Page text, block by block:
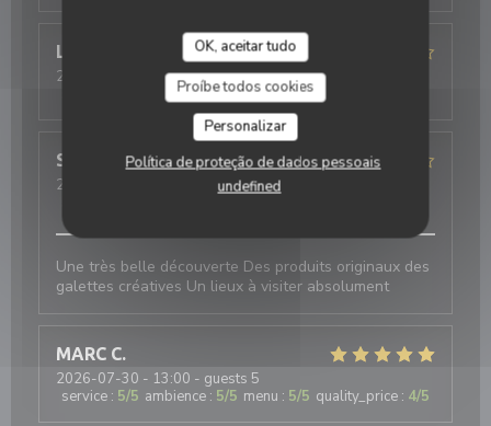
OK, aceitar tudo
Proíbe todos cookies
Personalizar
Política de proteção de dados pessoais
undefined
Laurent
2026-08-01
- 20:15 - guests 3
ambience: 4/5 menu: 5/5 quality_price
Sylvain
S
2026-08-01
- 20:00 - guests 2
Une très belle découverte Des produits originaux des
galettes créatives Un lieux à visiter absolument
MARC C
2026-07-30 - 13:00 - guests 5
service : 5/5 ambience : 5/5 menu : 5/5 quality_price : 4/5